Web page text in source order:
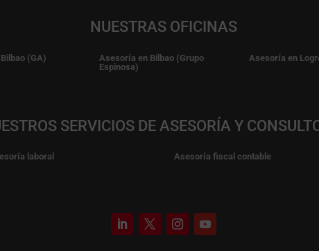
NUESTRAS OFICINAS
(GA)
Asesoría en Bilbao (Grupo
Espinosa)
Asesoría en
SERVICIOS DE ASESORÍA Y
laboral Asesoría fiscal contable